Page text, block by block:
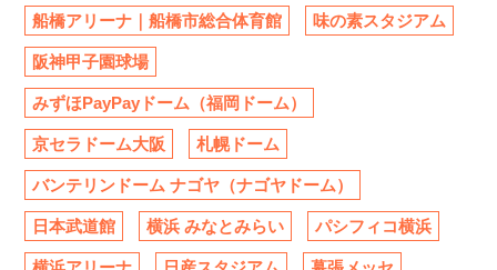
船橋アリーナ｜船橋市総合体育館 味の素スタジアム
阪神甲子園球場
みずほPayPayドーム（福岡ドーム）
京セラドーム大阪 札幌ドーム
バンテリンドーム ナゴヤ（ナゴヤドーム）
日本武道館 横浜 みなとみらい パシフィコ横浜